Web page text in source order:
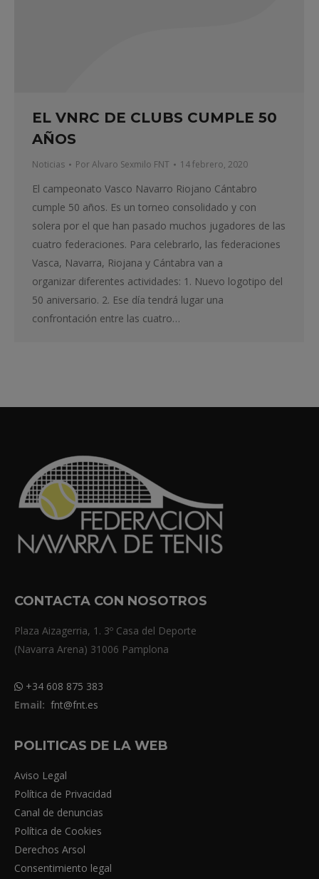
EL VNRC DE CLUBS CUMPLE 50
AÑOS
Noticias PorAlvaro Sexmilo FNT 14 febrero, 2020
El campeonato Vasco Navarro Riojano Cántabro
cumple 50 años. Es un torneo consolidado y con
solera por el que han pasado muchos jugadores de las
cuatro federaciones. Para celebrarlo, las federaciones
Vasca, Navarra, Riojana y Cántabra van a
organizar diferentes actividades: 1. Nuevo logotipo del
50 aniversario. 2. Ese día tendrá lugar una
confrontación entre las cuatro…
CONTACTA CON NOSOTROS
Plaza Aizagerria, 1. 3º Casa del Deporte
(Navarra Arena) 31006 Pamplona
+34 608 875 383
Email: fnt@fnt.es
POLITICAS DE LA WEB
Aviso Legal
Política de Privacidad
Canal de denuncias
Política de Cookies
Derechos Arsol
Consentimiento legal